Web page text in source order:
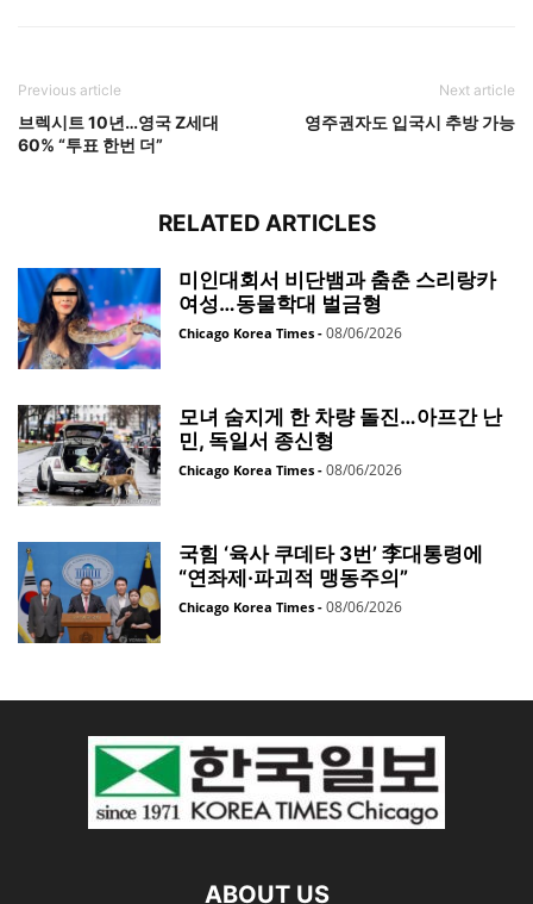
Previous article
브렉시트 10년…영국 Z세대
60% “투표 한번 더”
Next article
영주권자도 입국시 추방 가능
RELATED ARTICLES
미인대회서 비단뱀과 춤춘 스리랑카
여성…동물학대 벌금형
Chicago Korea Times - 08/06/2026
모녀 숨지게 한 차량 돌진…아프간 난
민, 독일서 종신형
Chicago Korea Times - 08/06/2026
국힘 ‘육사 쿠데타 3번’ 李대통령에
“연좌제·파괴적 맹동주의”
Chicago Korea Times - 08/06/2026
ABOUT US